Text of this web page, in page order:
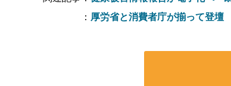
： 厚労省と消費者庁が揃って登